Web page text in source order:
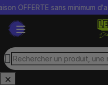
sans minimum